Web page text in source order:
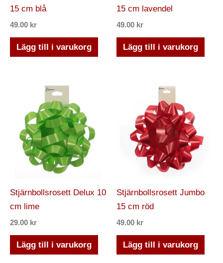
15 cm blå
49.00 kr
Lägg till i varukorg
15 cm lavendel
49.00 kr
Lägg till i varukorg
Stjärnbollsrosett Delux 10
cm lime
29.00 kr
Lägg till i varukorg
Stjärnbollsrosett Jumbo
15 cm röd
49.00 kr
Lägg till i varukorg